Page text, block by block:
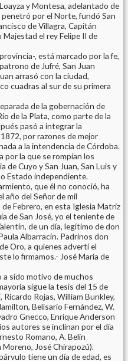
y Montesa, adelantado de
por el Norte, fundó San
de Villagra, Capitán
Majestad el rey Felipe II de
, está marcado por la fe,
de Jufré, San Juan
arrasó con la ciudad,
cuadras al sur de su primera
de la gobernación de
de la Plata, como parte de la
pasó a integrar la
por razones de mejor
a la intendencia de Córdoba.
por la que se rompían los
de Cuyo y San Juan, San Luis y
Estado independiente.
que él no conoció, ha
año del Señor de mil
Febrero, en esta Iglesia Matriz
de San José, yo el teniente de
de un día, legítimo de don
Albarracín. Padrinos don
Oro, a quienes advertí el
lo firmamos.- José María de
a sido motivo de muchos
sigue la tesis del 15 de
Rojas, William Bunkley,
Belisario Fernández, W.
Gnecco, Enrique Anderson
autores se inclinan por el día
Romano, A. Belín
José Chirapozú).
tiene un día de edad, es